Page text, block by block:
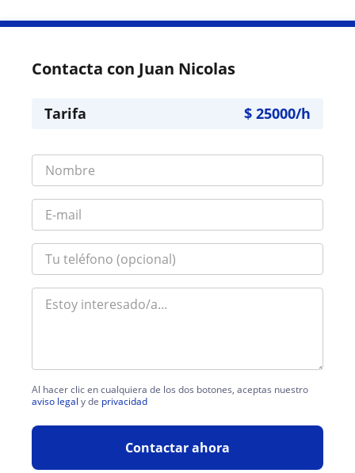
Contacta con Juan Nicolas
Tarifa $ 25000/h
Al hacer clic en cualquiera de los dos botones, aceptas nuestro
aviso legal y de privacidad
Contactar ahora